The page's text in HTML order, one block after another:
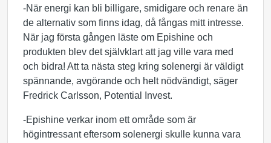
-När energi kan bli billigare, smidigare och renare än
de alternativ som finns idag, då fångas mitt intresse.
När jag första gången läste om Epishine och
produkten blev det självklart att jag ville vara med
och bidra! Att ta nästa steg kring solenergi är väldigt
spännande, avgörande och helt nödvändigt, säger
Fredrick Carlsson, Potential Invest.
-Epishine verkar inom ett område som är
högintressant eftersom solenergi skulle kunna vara